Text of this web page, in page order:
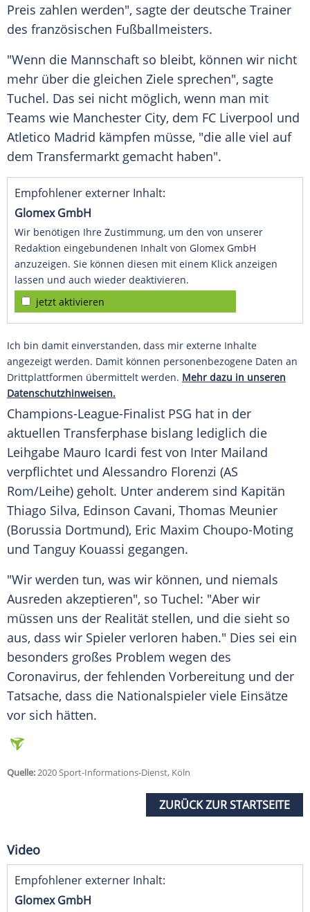
Preis zahlen werden", sagte der deutsche Trainer
des französischen Fußballmeisters.
"Wenn die Mannschaft so bleibt, können wir nicht
mehr über die gleichen Ziele sprechen", sagte
Tuchel. Das sei nicht möglich, wenn man mit
Teams wie Manchester City, dem FC Liverpool und
Atletico Madrid kämpfen müsse, "die alle viel auf
dem Transfermarkt gemacht haben".
Empfohlener externer Inhalt:
Glomex GmbH
Wir benötigen Ihre Zustimmung, um den von unserer
Redaktion eingebundenen Inhalt von Glomex GmbH
anzuzeigen. Sie können diesen mit einem Klick anzeigen
lassen und auch wieder deaktivieren.
jetzt aktivieren
Ich bin damit einverstanden, dass mir externe Inhalte
angezeigt werden. Damit können personenbezogene Daten an
Drittplattformen übermittelt werden. Mehr dazu in unseren
Datenschutzhinweisen.
Champions-League-Finalist PSG hat in der
aktuellen Transferphase bislang lediglich die
Leihgabe Mauro Icardi fest von Inter Mailand
verpflichtet und Alessandro Florenzi (AS
Rom/Leihe) geholt. Unter anderem sind Kapitän
Thiago Silva, Edinson Cavani, Thomas Meunier
(Borussia Dortmund), Eric Maxim Choupo-Moting
und Tanguy Kouassi gegangen.
"Wir werden tun, was wir können, und niemals
Ausreden akzeptieren", so Tuchel: "Aber wir
müssen uns der Realität stellen, und die sieht so
aus, dass wir Spieler verloren haben." Dies sei ein
besonders großes Problem wegen des
Coronavirus, der fehlenden Vorbereitung und der
Tatsache, dass die Nationalspieler viele Einsätze
vor sich hätten.
Quelle:2020 Sport-Informations-Dienst, Köln
ZURÜCK ZUR STARTSEITE
Video
Empfohlener externer Inhalt:
Glomex GmbH